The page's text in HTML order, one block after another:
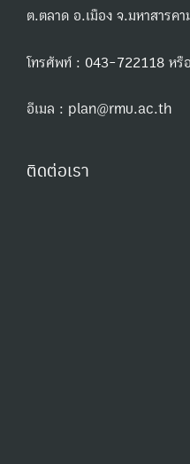
ต.ตลาด อ.เมือง จ.มหาสารค
โทรศัพท์ : 043-722118 หรื
อีเมล : plan@rmu.ac.th
ติดต่อเรา